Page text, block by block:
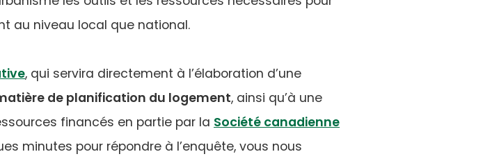
au niveau local que national.
(opens
in
a
new
, qui servira directement à l’élaboration d’une
de planification du logement, ainsi qu’à une
financés en partie par la Société canadienne
minutes pour répondre à l’enquête, vous nous